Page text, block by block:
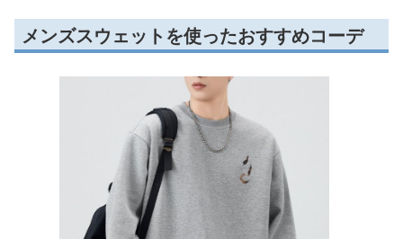
メンズスウェットを使ったおすすめコーデ